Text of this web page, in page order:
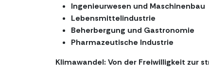
Ingenieurwesen und Maschinenbau
Lebensmittelindustrie
Beherbergung und Gastronomie
Pharmazeutische Industrie
Klimawandel: Von der Freiwilligkeit zur